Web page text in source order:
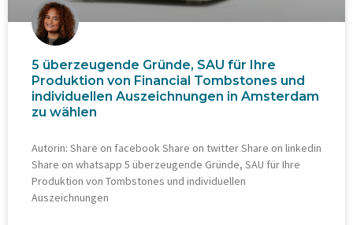
5 überzeugende Gründe, SAU für Ihre
Produktion von Financial Tombstones und
individuellen Auszeichnungen in Amsterdam
zu wählen
Autorin: Share on facebook Share on twitter Share on linkedin
Share on whatsapp 5 überzeugende Gründe, SAU für Ihre
Produktion von Tombstones und individuellen
Auszeichnungen